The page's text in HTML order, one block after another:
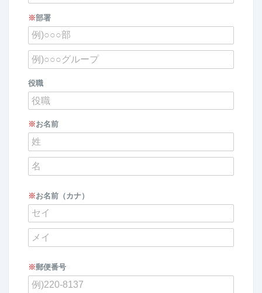
※部署
役職
※お名前
※お名前（カナ）
※郵便番号